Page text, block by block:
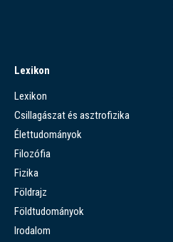
Lexikon
Lexikon
Csillagászat és asztrofizika
Élettudományok
Filozófia
Fizika
Földrajz
Földtudományok
Irodalom